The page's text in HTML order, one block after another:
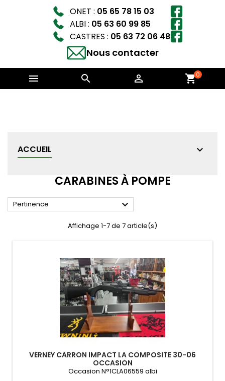
ONET : 05 65 78 15 03
ALBI : 05 63 60 99 85
CASTRES : 05 63 72 06 48
Nous contacter
   shopping_cart0
ACCUEIL
CARABINES À POMPE
Pertinence 
Affichage 1-7 de 7 article(s)
VERNEY CARRON IMPACT LA COMPOSITE 30-06
OCCASION
Occasion N°1CLA06559 albi